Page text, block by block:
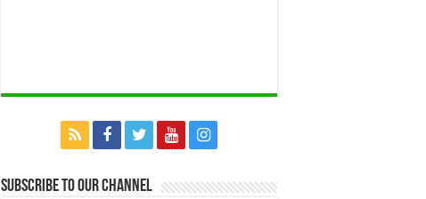
Subscribe to our Channel